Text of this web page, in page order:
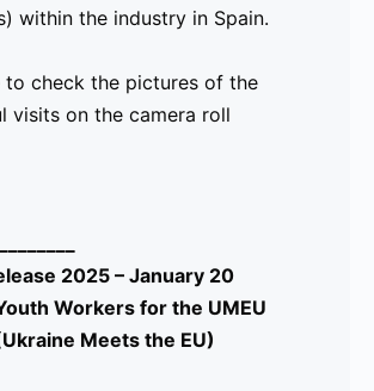
within the industry in Spain.
to check the pictures of the
visits on the camera roll
2025 – January 20
Workers for the UMEU
Meets the EU)
y
ya
en
YesEuropa
los cursos de
idioma para el
Español), así como
el curso de Marca
personal, el cual
consiste en